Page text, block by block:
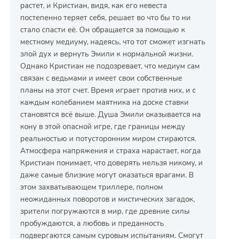
растет, и Кристиан, видя, как его невеста
постепенно теряет себя, решает во что бы то ни
стало спасти её. Он обращается за помощью к
местному медиуму, надеясь, что тот сможет изгнать
злой дух и вернуть Эмили к нормальной жизни.
Однако Кристиан не подозревает, что медиум сам
связан с ведьмами и имеет свои собственные
планы на этот счет. Время играет против них, и с
каждым колебанием маятника на доске ставки
становятся всё выше. Душа Эмили оказывается на
кону в этой опасной игре, где границы между
реальностью и потусторонним миром стираются.
Атмосфера напряжения и страха нарастает, когда
Кристиан понимает, что доверять нельзя никому, и
даже самые близкие могут оказаться врагами. В
этом захватывающем триллере, полном
неожиданных поворотов и мистических загадок,
зрители погружаются в мир, где древние силы
пробуждаются, а любовь и преданность
подвергаются самым суровым испытаниям. Смогут